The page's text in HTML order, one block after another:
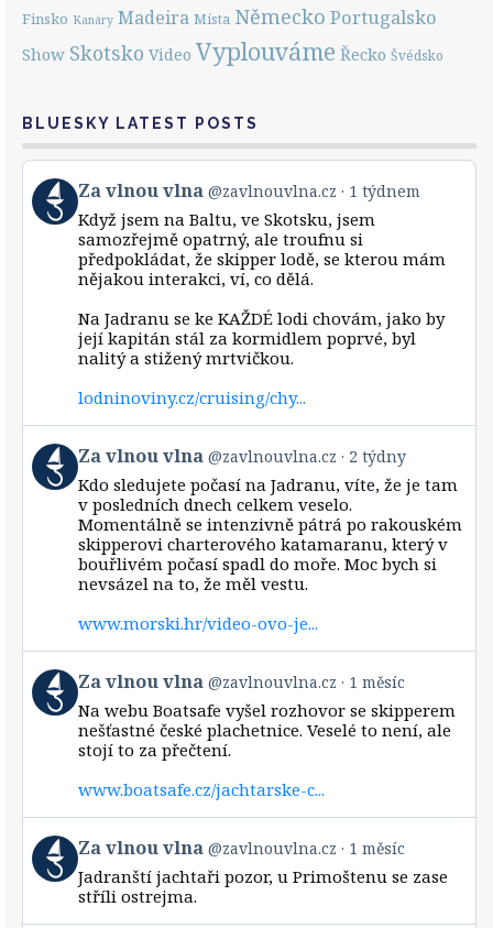
Finsko Kanáry Madeira Místa Německo Portugalsko
Show Skotsko Video Vyplouváme Řecko Švédsko
BLUESKY LATEST POSTS
View
post
by
Bluesky
Za vlnou vlna @zavlnouvlna.cz 1 týdnem
Když jsem na Baltu, ve Skotsku, jsem
samozřejmě opatrný, ale troufnu si
předpokládat, že skipper lodě, se kterou mám
nějakou interakci, ví, co dělá.
Na Jadranu se ke KAŽDÉ lodi chovám, jako by
její kapitán stál za kormidlem poprvé, byl
nalitý a stižený mrtvičkou.
lodninoviny.cz/cruising/chy...
View
post
by
Bluesky
Za vlnou vlna @zavlnouvlna.cz 2 týdny
Kdo sledujete počasí na Jadranu, víte, že je tam
v posledních dnech celkem veselo.
Momentálně se intenzivně pátrá po rakouském
skipperovi charterového katamaranu, který v
bouřlivém počasí spadl do moře. Moc bych si
nevsázel na to, že měl vestu.
www.morski.hr/video-ovo-je...
View
post
by
Za vlnou vlna @zavlnouvlna.cz 1 měsíc
Na webu Boatsafe vyšel rozhovor se skipperem
nešťastné české plachetnice. Veselé to není, ale
stojí to za přečtení.
www.boatsafe.cz/jachtarske-c...
View
post
by
vlnou
Za vlnou vlna @zavlnouvlna.cz 1 měsíc
Jadranští jachtaři pozor, u Primoštenu se zase
stříli ostrejma.